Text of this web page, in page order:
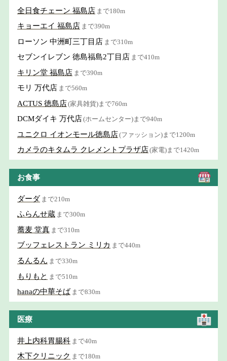
全日食チェーン 福島店 まで180m
キョーエイ 福島店 まで390m
ローソン 中洲町三丁目店 まで310m
セブンイレブン 徳島福島2丁目店 まで410m
キリン堂 福島店 まで390m
モリ 万代店 まで560m
ACTUS 徳島店(家具雑貨)まで760m
DCMダイキ 万代店(ホームセンター)まで940m
ユニクロ イオンモール徳島店(ファッション)まで1200m
カメラのキタムラ クレメントプラザ店(家電)まで1420m
お食事
ダーダ まで210m
ふらんせ蔵 まで300m
蕎麦 堂真 まで310m
ブッフェレストラン ミリカ まで440m
るんるん まで330m
もりもと まで510m
hanaの中華そば まで830m
医療
井上内科胃腸科 まで40m
木下クリニック まで180m